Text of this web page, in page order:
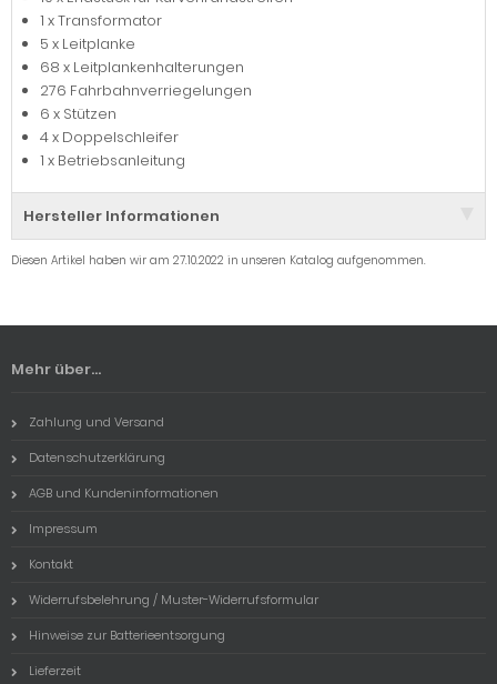
1 x Transformator
5 x Leitplanke
68 x Leitplankenhalterungen
276 Fahrbahnverriegelungen
6 x Stützen
4 x Doppelschleifer
1 x Betriebsanleitung
Hersteller Informationen
Diesen Artikel haben wir am 27.10.2022 in unseren Katalog aufgenommen.
Mehr über...
Zahlung und Versand
Datenschutzerklärung
AGB und Kundeninformationen
Impressum
Kontakt
Widerrufsbelehrung / Muster-Widerrufsformular
Hinweise zur Batterieentsorgung
Lieferzeit